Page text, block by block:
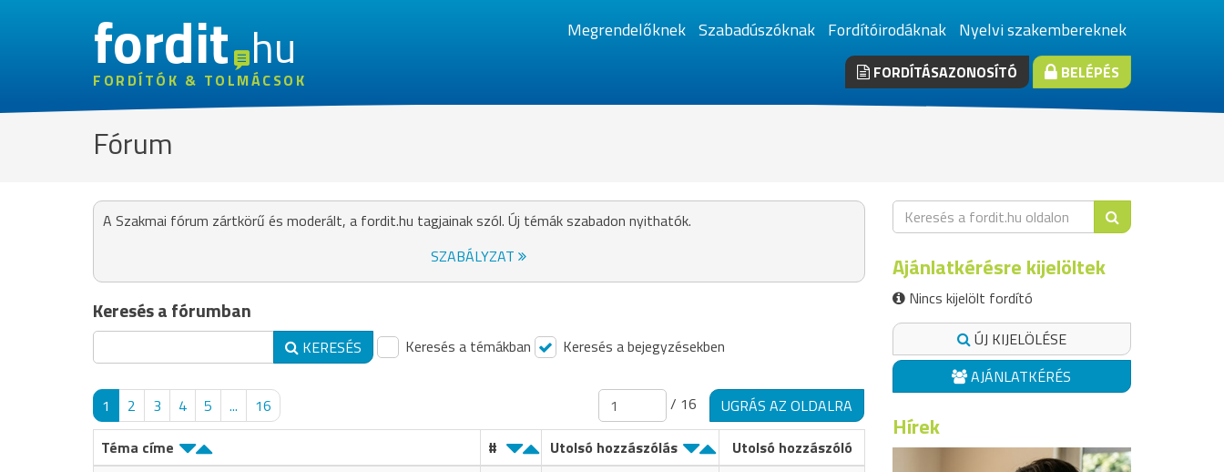
fordithu
FORDÍTÓK & TOLMÁCSOK
Megrendelőknek Szabadúszóknak Fordítóirodáknak Nyelvi szakembereknek
FORDÍTÁSAZONOSÍTÓ BELÉPÉS
Fórum
A Szakmai fórum zártkörű és moderált, a fordit.hu tagjainak szól. Új témák szabadon nyithatók.
SZABÁLYZAT
Keresés a fórumban
KERESÉS Keresés a témákban Keresés a bejegyzésekben
1 2 3 4 5 ... 16 / 16
UGRÁS AZ OLDALRA
Téma címe
# Utolsó hozzászólás
Utolsó hozzászóló
Ajánlatkérésre kijelöltek
Nincs kijelölt fordító
ÚJ KIJELÖLÉSE
AJÁNLATKÉRÉS
Hírek